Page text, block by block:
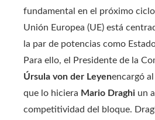
fundamental en el próximo
Unión Europea (UE) está
la par de potencias como
Para ello, el Presidente de la
Úrsula von der Leyenencargó
que lo hiciera Mario Draghi un
competitividad del bloque.